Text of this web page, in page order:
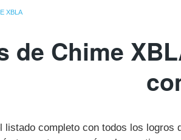
XBLA
de Chime
listado completo con todos los logros